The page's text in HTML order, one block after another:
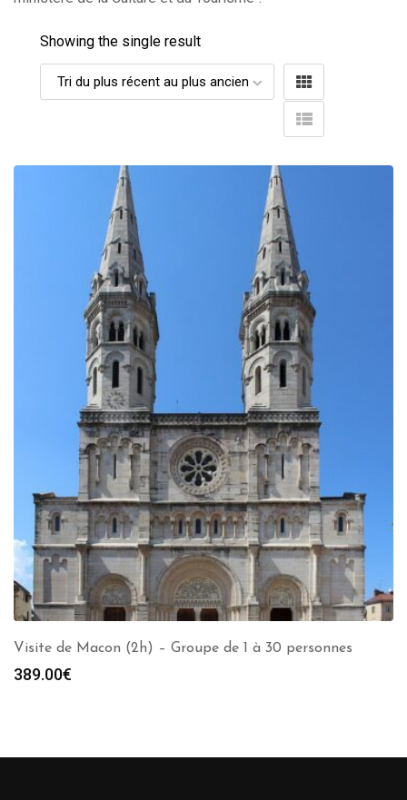
Showing the single result
Visite de Macon (2h) – Groupe de 1 à 30 personnes
389.00€